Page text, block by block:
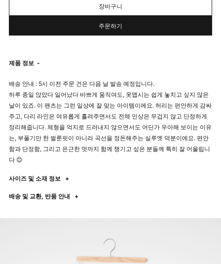
장바구니
주문하기
제품 정보 -
배송 안내 : 5시 이전 주문 건은 다음 날 발송 예정입니다.
하루 종일 앉았다 일어났다 바쁘게 움직여도, 옷맵시는 쉽게 놓치고 싶지 않은
날이 있죠. 이 팬츠는 그런 일상에 잘 맞는 아이템이에요. 허리는 편안하게 감싸
주고, 다리 라인은 여유롭게 흘려주면서도 전체 인상은 무겁지 않고 단정하게
정리해줍니다. 체형을 억지로 드러내지 않으면서도 어딘가 우아해 보이는 이유
는, 부풀기만 한 벌룬핏이 아니라 곡선을 정돈해주는 실루엣 덕분이에요. 편안
함과 단정함, 그리고 은근한 멋까지 함께 챙기고 싶은 분들께 특히 잘 어울립니
다 😊
사이즈 및 소재 정보 +
배송 및 교환, 반품 안내 +